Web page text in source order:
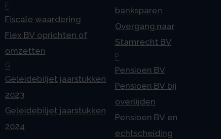
F
Fiscale waardering
Flex BV oprichten of
omzetten
G
Geleidebiljet jaarstukken
2023
Geleidebiljet jaarstukken
2024
banksparen
Overgang naar
Stamrecht BV
P
Pensioen BV
Pensioen BV bij
overlijden
Pensioen BV en
echtscheiding